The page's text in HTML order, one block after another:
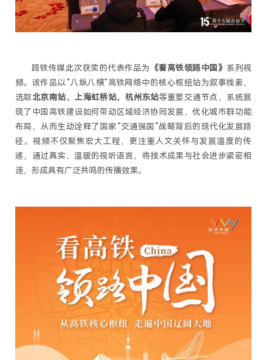
路铁传媒此次获奖的代表作品为 《看高铁领路中国》 系列视
频。该作品以“八纵八横”高铁网络中的核心枢纽站为叙事线索，
选取北京南站、上海虹桥站、杭州东站等重要交通节点，系统展
现了中国高铁建设如何带动区域经济协同发展、优化城市群功能
布局，从而生动诠释了国家“交通强国”战略背后的现代化发展路
径。视频不仅聚焦宏大工程，更注重人文关怀与发展温度的传
递，通过真实、温暖的视听语言，将技术成果与社会进步紧密相
连，形成具有广泛共鸣的传播效果。